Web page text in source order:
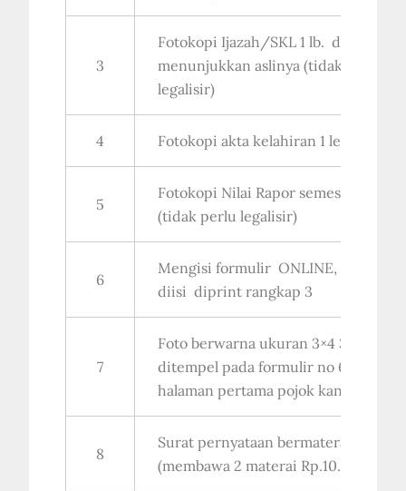
3
Fotokopi Ijazah/SKL 1 lb. dan
menunjukkan aslinya (tidak perlu
legalisir)
4 Fotokopi akta kelahiran 1 lembar
5
Fotokopi Nilai Rapor semester 1-5
(tidak perlu legalisir)
6
Mengisi formulir ONLINE, setelah
diisi diprint rangkap 3
7
Foto berwarna ukuran 3×4 3 lb
ditempel pada formulir no 6 di
halaman pertama pojok kanan atas.
8
Surat pernyataan bermaterai
(membawa 2 materai Rp.10.000,-)